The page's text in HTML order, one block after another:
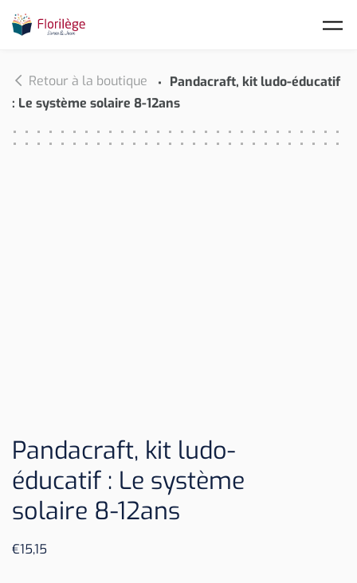
Retour à la boutique
Pandacraft, kit ludo-éducatif
: Le système solaire 8-12ans
Pandacraft, kit ludo-
éducatif : Le système
solaire 8-12ans
€15,15